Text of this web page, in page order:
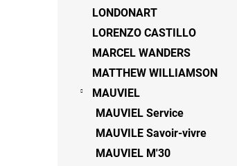
LONDONART
LORENZO CASTILLO
MARCEL WANDERS
MATTHEW WILLIAMSON
MAUVIEL
MAUVIEL Service
MAUVILE Savoir-vivre
MAUVIEL M'30